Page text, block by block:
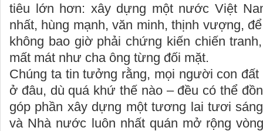
tiêu lớn hơn: xây dựng một nước Việt
nhất, hùng mạnh, văn minh, thịnh vượng,
không bao giờ phải chứng kiến chiến
mất mát như cha ông từng đối mặt.
Chúng ta tin tưởng rằng, mọi người con
ở đâu, dù quá khứ thế nào – đều có thể
góp phần xây dựng một tương lai tươi
và Nhà nước luôn nhất quán mở rộng